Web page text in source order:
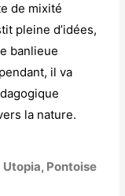
de mixité
pleine d’idées,
banlieue
dant, il va
la nature.
Pontoise